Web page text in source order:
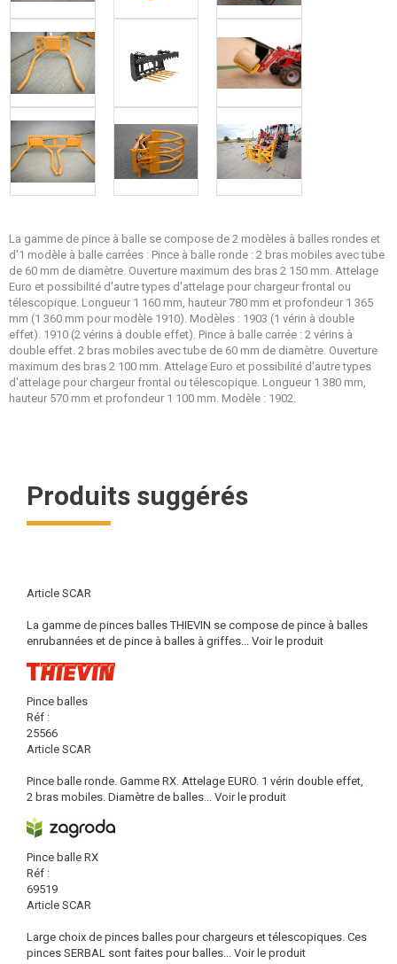
La gamme de pince à balle se compose de 2 modèles à balles rondes et
d'1 modèle à balle carrées : Pince à balle ronde : 2 bras mobiles avec tube
de 60 mm de diamètre. Ouverture maximum des bras 2 150 mm. Attelage
Euro et possibilité d'autre types d'attelage pour chargeur frontal ou
télescopique. Longueur 1 160 mm, hauteur 780 mm et profondeur 1 365
mm (1 360 mm pour modèle 1910). Modèles : 1903 (1 vérin à double
effet). 1910 (2 vérins à double effet). Pince à balle carrée : 2 vérins à
double effet. 2 bras mobiles avec tube de 60 mm de diamètre. Ouverture
maximum des bras 2 100 mm. Attelage Euro et possibilité d'autre types
d'attelage pour chargeur frontal ou télescopique. Longueur 1 380 mm,
hauteur 570 mm et profondeur 1 100 mm. Modèle : 1902.
Produits suggérés
Article SCAR
La gamme de pinces balles THIEVIN se compose de pince à balles
enrubannées et de pince à balles à griffes... Voir le produit
Pince balles
Réf :
25566
Article SCAR
Pince balle ronde. Gamme RX. Attelage EURO. 1 vérin double effet,
2 bras mobiles. Diamètre de balles... Voir le produit
Pince balle RX
Réf :
69519
Article SCAR
Large choix de pinces balles pour chargeurs et télescopiques. Ces
pinces SERBAL sont faites pour balles... Voir le produit